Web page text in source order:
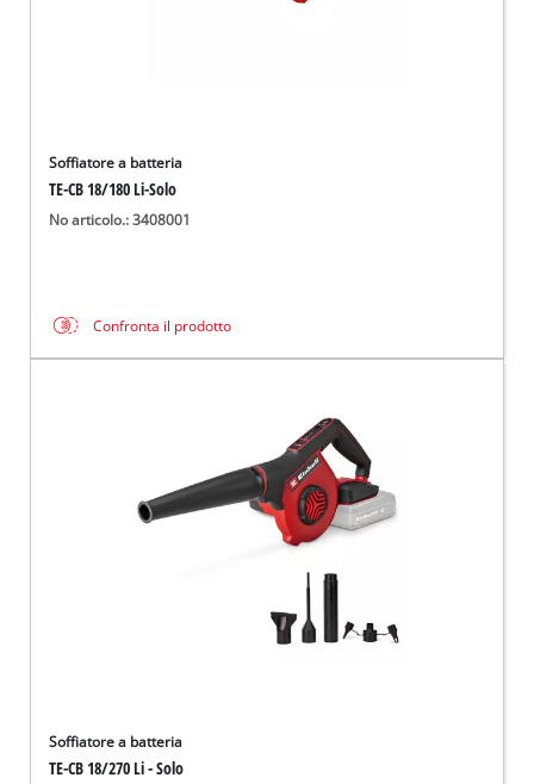
Soffiatore a batteria
TE-CB 18/180 Li-Solo
No articolo.: 3408001
Confronta il prodotto
Soffiatore a batteria
TE-CB 18/270 Li - Solo